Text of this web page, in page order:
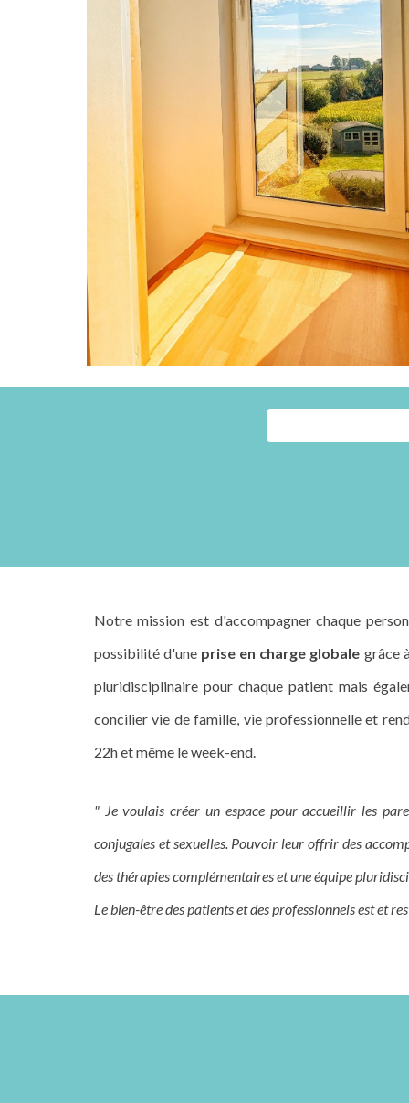
Notre mission est d'accompagner chaque
possibilité d'une prise en charge globale grâce
pluridisciplinaire pour chaque patient mais
concilier vie de famille, vie professionnelle et
22h et même le week-end.
" Je voulais créer un espace pour accueillir les
conjugales et sexuelles. Pouvoir leur offrir des
des thérapies complémentaires et une équipe
Le bien-être des patients et des professionnels est et